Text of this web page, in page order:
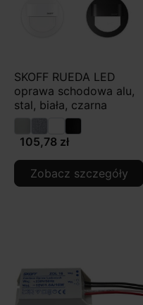
SKOFF RUEDA LED
oprawa schodowa alu,
stal, biała, czarna
105,78 zł
Zobacz szczegóły